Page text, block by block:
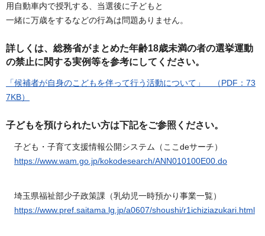
用自動車内で授乳する、当選後に子どもと
一緒に万歳をするなどの行為は問題ありません。
詳しくは、総務省がまとめた年齢18歳未満の者の選挙運動
の禁止に関する実例等を参考にしてください。
「候補者が自身のこどもを伴って行う活動について」 （PDF：73
7KB）
子どもを預けられたい方は下記をご参照ください。
子ども・子育て支援情報公開システム（ここdeサーチ）
https://www.wam.go.jp/kokodesearch/ANN010100E00.do
埼玉県福祉部少子政策課（乳幼児一時預かり事業一覧）
https://www.pref.saitama.lg.jp/a0607/shoushi/r1ichiziazukari.html